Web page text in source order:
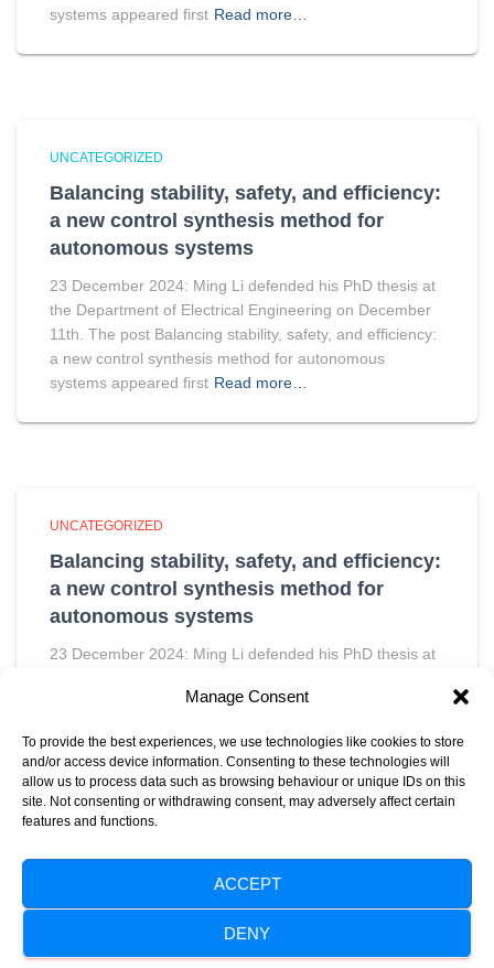
Manage Consent
To provide the best experiences, we use technologies like cookies to store
and/or access device information. Consenting to these technologies will
allow us to process data such as browsing behaviour or unique IDs on this
site. Not consenting or withdrawing consent, may adversely affect certain
features and functions.
ACCEPT
DENY
systems appeared first Read more…
UNCATEGORIZED
Balancing stability, safety, and efficiency:
a new control synthesis method for
autonomous systems
23 December 2024: Ming Li defended his PhD thesis at
the Department of Electrical Engineering on December
11th. The post Balancing stability, safety, and efficiency:
a new control synthesis method for autonomous
systems appeared first Read more…
UNCATEGORIZED
Balancing stability, safety, and efficiency:
a new control synthesis method for
autonomous systems
23 December 2024: Ming Li defended his PhD thesis at
11th. The post Balancing stability, safety, and efficiency:
systems appeared first Read more…
EE-NL EVENTS
Hestia | Developed by